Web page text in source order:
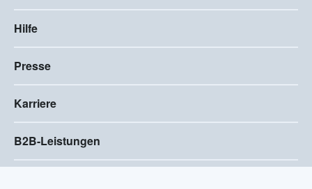
Hilfe
Presse
Karriere
B2B-Leistungen